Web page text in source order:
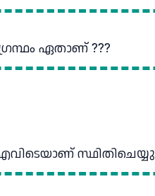
ഏതാണ് ???